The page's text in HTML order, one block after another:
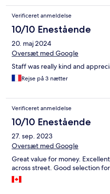
Verificeret anmeldelse
10/10 Enestående
20. maj 2024
Oversæt med Google
Staff was really kind and
Rejse på 3 nætter
Verificeret anmeldelse
10/10 Enestående
27. sep. 2023
Oversæt med Google
Great value for money.
across street. Good selection